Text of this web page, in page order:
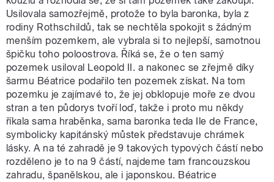
Usilovala samozřejmě, protože to byla baronka, byla z
rodiny Rothschildů, tak se nechtěla spokojit s žádným
menším pozemkem, ale vybrala si to nejlepší, samotnou
špičku toho poloostrova. Říká se, že o ten samý
pozemek usiloval Leopold II. a nakonec se zřejmě díky
šarmu Béatrice podařilo ten pozemek získat. Na tom
pozemku je zajímavé to, že jej obklopuje moře ze dvou
stran a ten půdorys tvoří loď, takže i proto mu někdy
říkala sama hraběnka, sama baronka teda Ile de France,
symbolicky kapitánský můstek představuje chrámek
lásky. A na té zahradě je 9 takových typových částí nebo
rozděleno je to na 9 částí, najdeme tam francouzskou
zahradu, španělskou, ale i japonskou. Béatrice